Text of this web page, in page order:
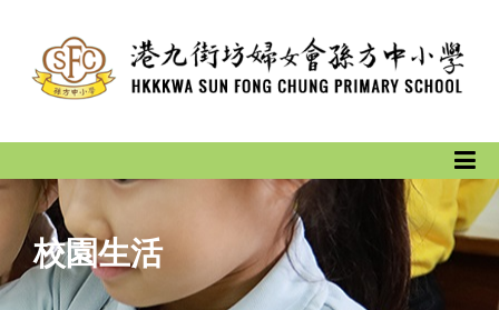
校園生活